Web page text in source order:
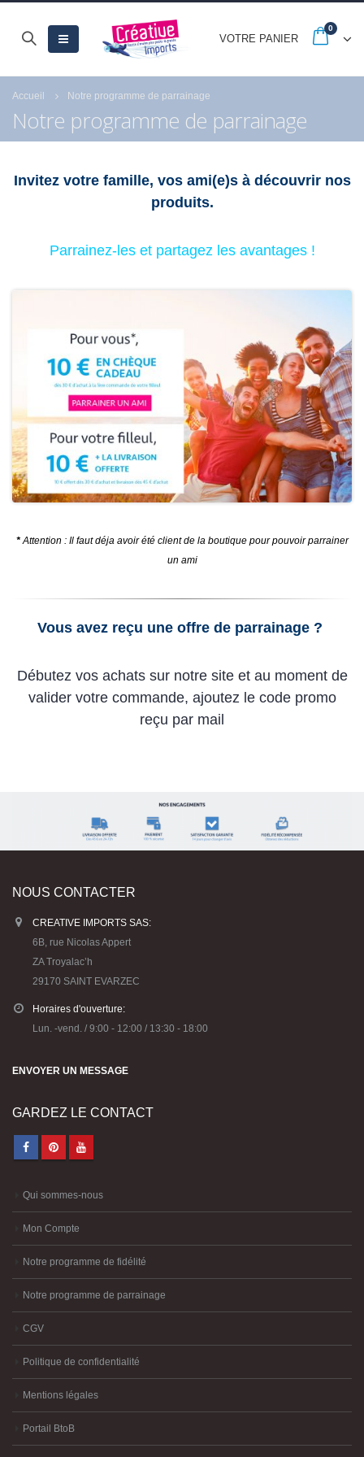
VOTRE PANIER
0
Accueil Notre programme de parrainage
Notre programme de parrainage
Invitez votre famille, vos ami(e)s à découvrir nos
produits.
Parrainez-les et partagez les avantages !
*Attention : Il faut déja avoir été client de la boutique pour pouvoir parrainer
un ami
Vous avez reçu une offre de parrainage ?
Débutez vos achats sur notre site et au moment de
valider votre commande, ajoutez le code promo
reçu par mail
NOUS CONTACTER
CREATIVE IMPORTS SAS:
6B, rue Nicolas Appert
ZA Troyalac’h
29170 SAINT EVARZEC
Horaires d'ouverture:
Lun. -vend. / 9:00 - 12:00 / 13:30 - 18:00
ENVOYER UN MESSAGE
GARDEZ LE CONTACT
Qui sommes-nous
Mon Compte
Notre programme de fidélité
Notre programme de parrainage
CGV
Politique de confidentialité
Mentions légales
Portail BtoB